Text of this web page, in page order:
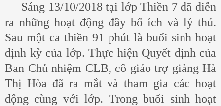
Sáng 13/10/2018 tại lớp Thiền 7 đã diễn
ra những hoạt động đầy bổ ích và lý thú.
Sau một ca thiền 91 phút là buổi sinh hoạt
định kỳ của lớp. Thực hiện Quyết định của
Ban Chủ nhiệm CLB, cô giáo trợ giảng Hà
Thị Hòa đã ra mắt và tham gia các hoạt
động cùng với lớp. Trong buổi sinh hoạt